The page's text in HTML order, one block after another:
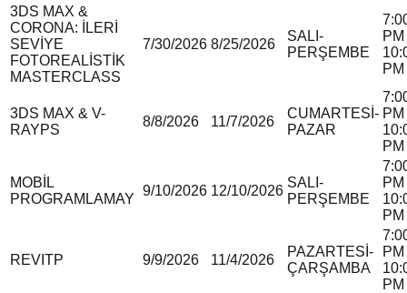
3DS MAX &
CORONA: İLERİ
SEVİYE
FOTOREALİSTİK
MASTERCLASS
7/30/2026 8/25/2026
SALI-
PERŞEMBE
PM
PM
3DS MAX & V-
RAYPS
8/8/2026 11/7/2026
CUMARTESİ-
PAZAR
PM
PM
MOBİL
PROGRAMLAMAY
9/10/2026 12/10/2026
SALI-
PERŞEMBE
PM
PM
REVITP 9/9/2026 11/4/2026
PAZARTESİ-
ÇARŞAMBA
PM
PM